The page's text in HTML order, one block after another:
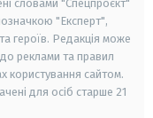
словами "Спецпроєкт"
"Експерт",
героїв. Редакція може
реклами та правил
користування сайтом.
для осіб старше 21